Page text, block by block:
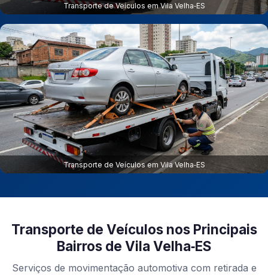
Transporte de Veículos em Vila Velha‑ES
Transporte de Veículos em Vila Velha‑ES
Transporte de Veículos nos Principais
Bairros de Vila Velha‑ES
Serviços de movimentação automotiva com retirada e